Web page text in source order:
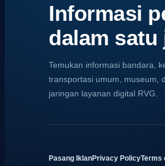
Informasi
dalam satu
Temukan informasi bandara,
transportasi umum, museum,
jaringan layanan digital RVG.
Pasang IklanPrivacy PolicyTerms